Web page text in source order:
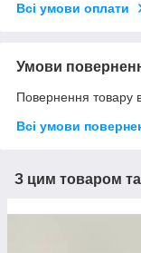
Всі умови оплати
Умови
Повернення товару
Всі умови
З цим товаром